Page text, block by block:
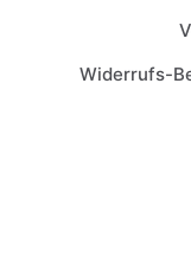
Widerrufs-